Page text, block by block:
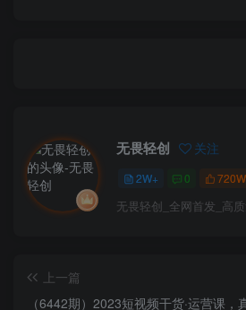
无畏轻创 关注
2W+ 0
无畏轻创_全网首发_高
上一篇
（6442期）2023短视频干货·运营课，